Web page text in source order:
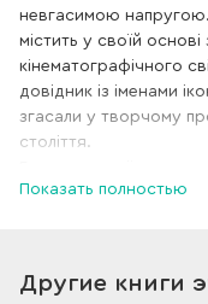
невгасимою
містить у своїй
кінематографічного
довідник із іменами
згасали у творчому
століття.
перелицювання та
несподіваних фактів
Показать полностью
Другие книги